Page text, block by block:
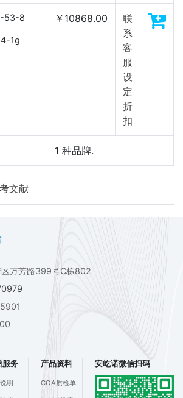
53-8
1g
￥10868.00
联
系
客
服
设
定
折
扣
1 种品牌.
文献
万芳路399号C栋802
服务
明
产品资料
COA质检单
安屹诺微信扫码